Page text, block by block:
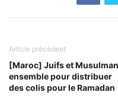
Article précédent
[Maroc] Juifs et
ensemble pour distribuer
des colis pour le Ramadan